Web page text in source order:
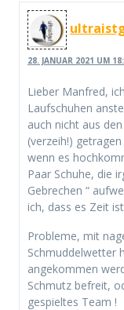
28. JANUAR 2021 UM
Lieber Manfred,
Laufschuhen
auch nicht aus
(verzeih!)
wenn es
Paar Schuhe, die
Gebrechen “
ich, dass es Zeit
Probleme, mit
Schmuddelwetter
angekommen
Schmutz befreit,
gespieltes Team !